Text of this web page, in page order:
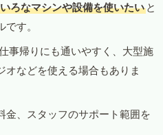
ろなマシンや設備を使いたい と
す。
事帰りにも通いやすく、大型施
などを使える場合もありま
金、スタッフのサポート範囲を